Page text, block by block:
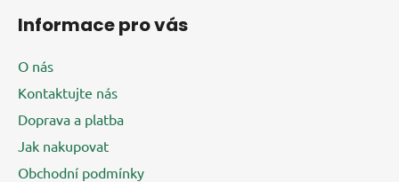
Informace pro vás
O nás
Kontaktujte nás
Doprava a platba
Jak nakupovat
Obchodní podmínky